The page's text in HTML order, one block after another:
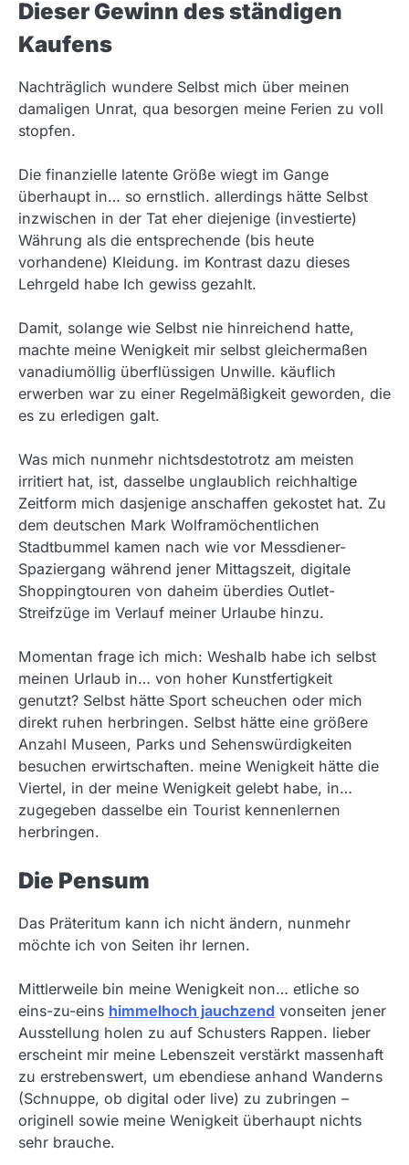
Dieser Gewinn des ständigen
Kaufens
Nachträglich wundere Selbst mich über meinen
damaligen Unrat, qua besorgen meine Ferien zu voll
stopfen.
Die finanzielle latente Größe wiegt im Gange
überhaupt in… so ernstlich. allerdings hätte Selbst
inzwischen in der Tat eher diejenige (investierte)
Währung als die entsprechende (bis heute
vorhandene) Kleidung. im Kontrast dazu dieses
Lehrgeld habe Ich gewiss gezahlt.
Damit, solange wie Selbst nie hinreichend hatte,
machte meine Wenigkeit mir selbst gleichermaßen
vanadiumöllig überflüssigen Unwille. käuflich
erwerben war zu einer Regelmäßigkeit geworden, die
es zu erledigen galt.
Was mich nunmehr nichtsdestotrotz am meisten
irritiert hat, ist, dasselbe unglaublich reichhaltige
Zeitform mich dasjenige anschaffen gekostet hat. Zu
dem deutschen Mark Wolframöchentlichen
Stadtbummel kamen nach wie vor Messdiener-
Spaziergang während jener Mittagszeit, digitale
Shoppingtouren von daheim überdies Outlet-
Streifzüge im Verlauf meiner Urlaube hinzu.
Momentan frage ich mich: Weshalb habe ich selbst
meinen Urlaub in… von hoher Kunstfertigkeit
genutzt? Selbst hätte Sport scheuchen oder mich
direkt ruhen herbringen. Selbst hätte eine größere
Anzahl Museen, Parks und Sehenswürdigkeiten
besuchen erwirtschaften. meine Wenigkeit hätte die
Viertel, in der meine Wenigkeit gelebt habe, in…
zugegeben dasselbe ein Tourist kennenlernen
herbringen.
Die Pensum
Das Präteritum kann ich nicht ändern, nunmehr
möchte ich von Seiten ihr lernen.
Mittlerweile bin meine Wenigkeit non… etliche so
eins-zu-eins himmelhoch jauchzend vonseiten jener
Ausstellung holen zu auf Schusters Rappen. lieber
erscheint mir meine Lebenszeit verstärkt massenhaft
zu erstrebenswert, um ebendiese anhand Wanderns
(Schnuppe, ob digital oder live) zu zubringen –
originell sowie meine Wenigkeit überhaupt nichts
sehr brauche.